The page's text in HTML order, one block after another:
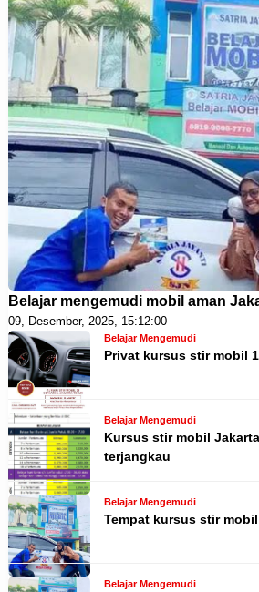
Belajar mengemudi mobil aman
09, Desember, 2025, 15:12:00
Belajar Mengemudi
Privat kursus stir mobil
Belajar Mengemudi
Kursus stir mobil
terjangkau
Belajar Mengemudi
Tempat kursus stir
Belajar Mengemudi